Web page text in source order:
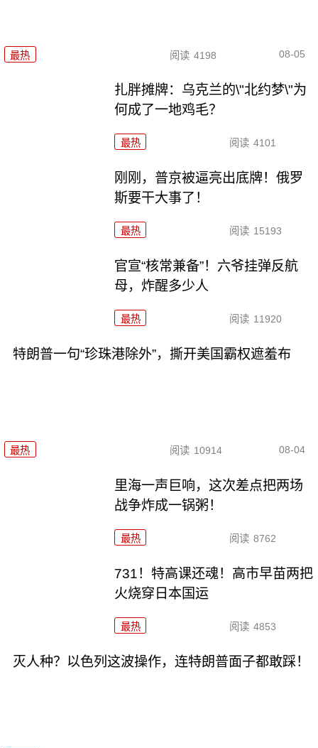
最热 阅读 4198 08-05
扎胖摊牌：乌克兰的\"北约梦\"为
何成了一地鸡毛？
最热 阅读 4101
刚刚，普京被逼亮出底牌！俄罗
斯要干大事了！
最热 阅读 15193
官宣“核常兼备”！六爷挂弹反航
母，炸醒多少人
最热 阅读 11920
特朗普一句“珍珠港除外”，撕开美国霸权遮羞布
最热 阅读 10914 08-04
里海一声巨响，这次差点把两场
战争炸成一锅粥！
最热 阅读 8762
731！特高课还魂！高市早苗两把
火烧穿日本国运
最热 阅读 4853
灭人种？以色列这波操作，连特朗普面子都敢踩！